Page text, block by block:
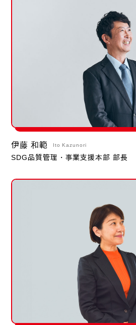
伊藤 和範 Ito Kazunori
SDG品質管理・事業支援本部 部長